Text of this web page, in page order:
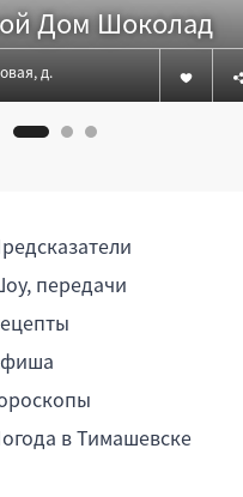
Дом Шоколад
д. 67, Сириус
передачи
в Тимашевске